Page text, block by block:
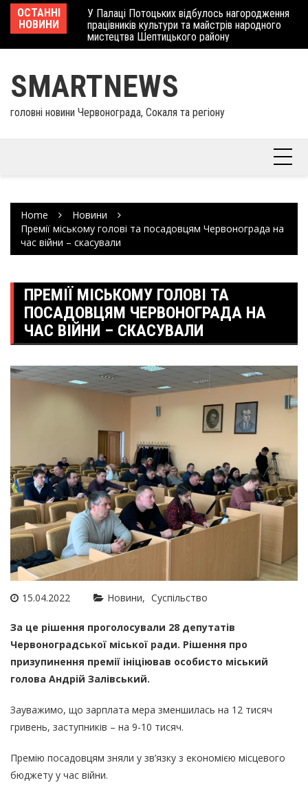
Skip
content
ОСТАННІ
НОВИНИ
У Палаці Потоцьких відбулось нагородження
працівників культури та майстрів народного
мистецтва Шептицького району
SMARTNEWS
головні новини Червонограда, Сокаля та регіону
Home
Новини
Премії міському голові та посадовцям Червонограда на
час війни – скасували
ПРЕМІЇ МІСЬКОМУ ГОЛОВІ ТА
ПОСАДОВЦЯМ ЧЕРВОНОГРАДА НА
ЧАС ВІЙНИ – СКАСУВАЛИ
15.04.2022 Новини Суспільство
За це рішення проголосували 28 депутатів
Червоноградської міської ради. Рішення про
призупинення премії ініціював особисто міський
голова Андрій Залівський.
Зауважимо, що зарплата мера зменшилась на 12 тисяч
гривень, заступників – на 9-10 тисяч.
Премію посадовцям зняли у зв’язку з економією місцевого
бюджету у час війни.